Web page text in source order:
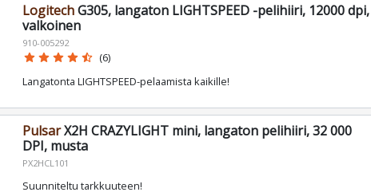
LogitechG305, langaton LIGHTSPEED -pelihiiri, 12000 dpi,
valkoinen
910-005292
star star star star star_half (6)
Langatonta LIGHTSPEED-pelaamista kaikille!
PulsarX2H CRAZYLIGHT mini, langaton pelihiiri, 32 000
DPI, musta
PX2HCL101
Suunniteltu tarkkuuteen!